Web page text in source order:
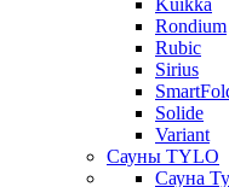
Rondium
Rubic
Sirius
Solide
Variant
Сауны TYLO
Сауна